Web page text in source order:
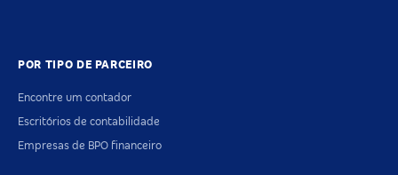
POR TIPO DE PARCEIRO
Encontre um contador
Escritórios de contabilidade
Empresas de BPO financeiro